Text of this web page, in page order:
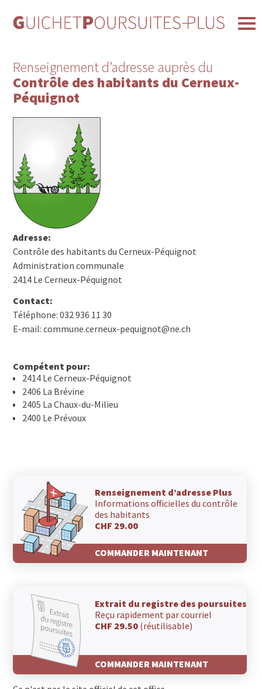
Renseignement d’adresse auprès du
Contrôle des habitants du Cerneux-
Péquignot
Adresse:
Contrôle des habitants du Cerneux-Péquignot
Administration communale
2414 Le Cerneux-Péquignot
Contact:
Téléphone: 032 936 11 30
E-mail: commune.cerneux-pequignot@ne.ch
Compétent pour:
2414 Le Cerneux-Péquignot
2406 La Brévine
2405 La Chaux-du-Milieu
2400 Le Prévoux
Renseignement d’adresse Plus
Informations officielles du contrôle
des habitants
CHF 29.00
COMMANDER MAINTENANT
Extrait du registre des poursuites
Reçu rapidement par courriel
CHF 29.50 (réutilisable)
COMMANDER MAINTENANT